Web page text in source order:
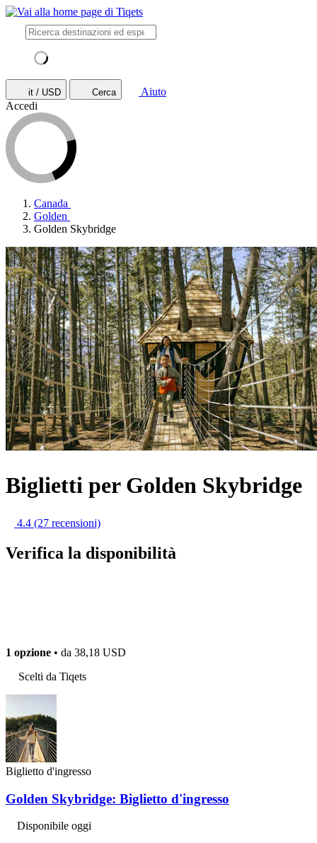
it / USD Cerca
Aiuto
Accedi
Canada
Golden
Golden Skybridge
Biglietti per Golden Skybridge
4.4 (27 recensioni)
Verifica la disponibilità
1 opzione • da 38,18 USD
Scelti da Tiqets
Biglietto d'ingresso
Golden Skybridge: Biglietto d'ingresso
Disponibile oggi